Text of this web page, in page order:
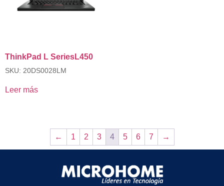
ThinkPad L SeriesL450
SKU: 20DS0028LM
Leer más
← 1 2 3 4 5 6 7 →